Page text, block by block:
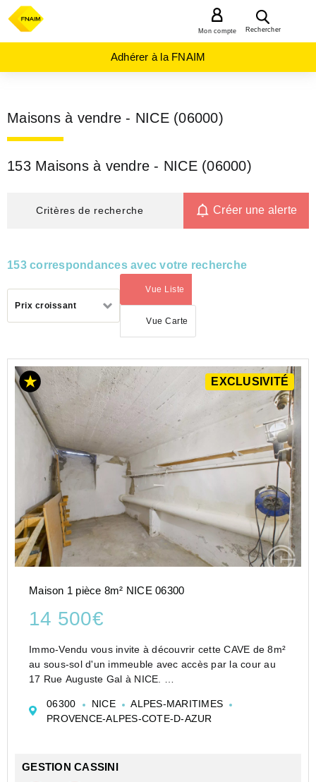
Rechercher
Mon compte
Adhérer à la FNAIM
Maisons à vendre - NICE (06000)
153 Maisons à vendre - NICE (06000)
Critères de recherche Créer une alerte
153 correspondances avec votre recherche
Prix croissant
Vue Liste
(activé)
Vue Carte
ACHAT
MAISON
PROVENCE-
ALPES-
COTE-D-
ALPES-
MARITIMES
EXCLUSIVITÉ
Maison 1 pièce 8m² NICE 06300
14 500€
Immo-Vendu vous invite à découvrir cette CAVE de 8m²
au sous-sol d'un immeuble avec accès par la cour au
17 Rue Auguste Gal à NICE.
Consultez la visite virtuelle sur notre site !
Pas de charges | Pas de foncier.
06300 NICE
ALPES-MARITIMES
PROVENCE-ALPES-COTE-D-AZUR
GESTION CASSINI